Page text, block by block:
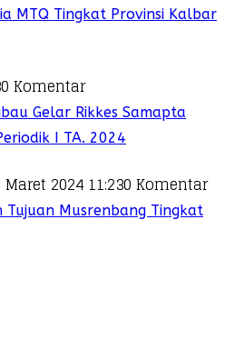
MTQ Tingkat Provinsi Kalbar
0 Komentar
Gelar Rikkes Samapta
I TA. 2024
Maret 2024 11:230 Komentar
Tujuan Musrenbang Tingkat